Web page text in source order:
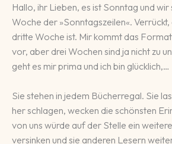
Hallo, ihr Lieben, es ist Sonntag und
Woche der »Sonntags­zei­len«. Ver­rückt,
dritte Wo­che ist. Mir kommt das
vor, aber drei Wo­chen sind ja nicht zu
geht es mir pri­ma und ich bin glück­lich,…
Sie stehen in jedem Bü­cher­re­gal. Sie
her schla­gen, wecken die schöns­ten
von uns wür­de auf der Stelle ein
ver­sin­ken und sie an­de­ren Le­sern